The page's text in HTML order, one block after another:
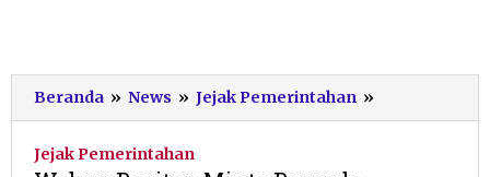
Beranda » News » Jejak Pemerintahan »
Pacitan
Jejak Pemerintahan